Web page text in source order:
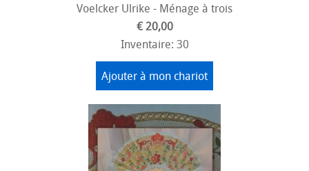
Voelcker Ulrike - Ménage à trois
€ 20,00
Inventaire: 30
Ajouter à mon chariot